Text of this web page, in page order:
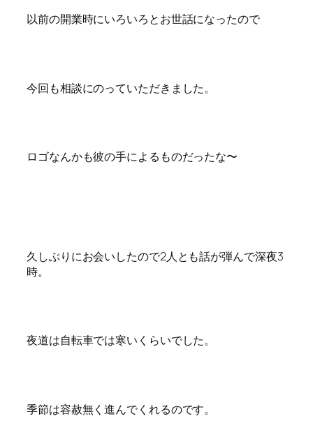
以前の開業時にいろいろとお世話になったので
今回も相談にのっていただきました。
ロゴなんかも彼の手によるものだったな〜
久しぶりにお会いしたので2人とも話が弾んで深夜3
時。
夜道は自転車では寒いくらいでした。
季節は容赦無く進んでくれるのです。